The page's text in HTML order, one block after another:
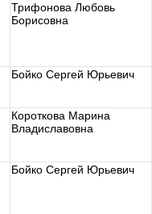
Трифонова Любовь
Борисовна
Бойко Сергей Юрьевич
Короткова Марина
Владиславовна
Бойко Сергей Юрьевич